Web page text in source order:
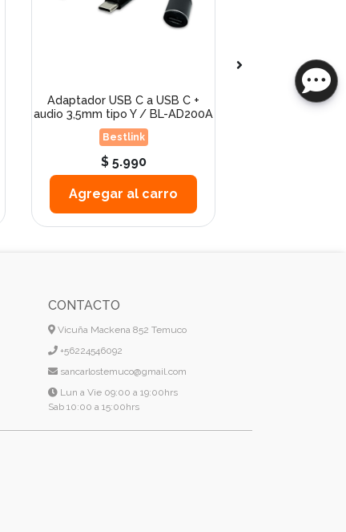
Adaptador USB C a USB C +
audio 3,5mm tipo Y / BL-AD200A
Bestlink
$ 5.990
Agregar al carro
Adaptador USB
CONTACTO
Vicuña Mackena 852 Temuco
+56224546092
sancarlostemuco@gmail.com
Lun a Vie 09:00 a 19:00hrs
Sab 10:00 a 15:00hrs